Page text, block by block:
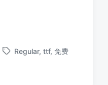
标
Regular, ttf, 免费